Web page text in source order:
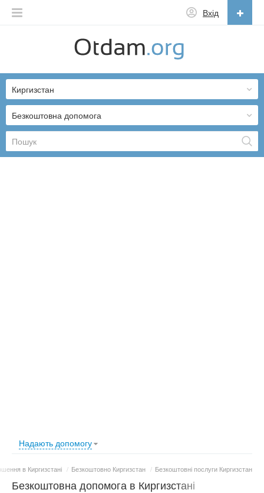
Вхід
English
Русский
Українська
Безкоштовна допомога
Киргизстан
Надають допомогу
в Киргизстані / Безкоштовно Киргизстан / Безкоштовні послуги Киргизстан
Безкоштовна допомога в Киргизстані